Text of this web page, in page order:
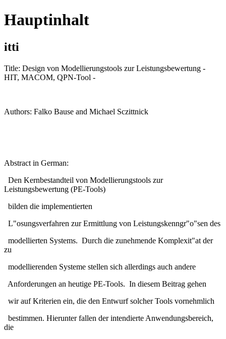
Hauptinhalt
itti
Title: Design von Modellierungstools zur Leistungsbewertung -
HIT, MACOM, QPN-Tool -
Authors: Falko Bause and Michael Sczittnick
Abstract in German:
Den Kernbestandteil von Modellierungstools zur
Leistungsbewertung (PE-Tools)
bilden die implementierten
L"osungsverfahren zur Ermittlung von Leistungskenngr"o"sen des
modellierten Systems. Durch die zunehmende Komplexit"at der
zu
modellierenden Systeme stellen sich allerdings auch andere
Anforderungen an heutige PE-Tools. In diesem Beitrag gehen
wir auf Kriterien ein, die den Entwurf solcher Tools vornehmlich
bestimmen. Hierunter fallen der intendierte Anwendungsbereich,
die